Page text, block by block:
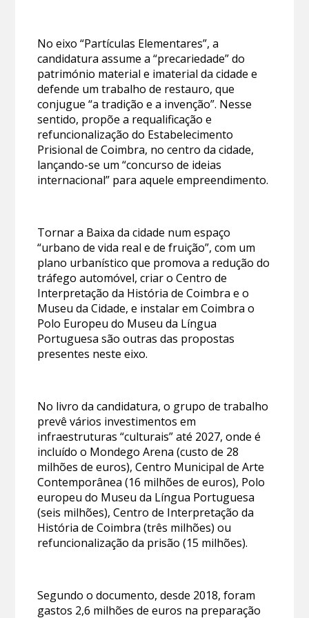
No eixo “Partículas Elementares”, a
candidatura assume a “precariedade” do
património material e imaterial da cidade e
defende um trabalho de restauro, que
conjugue “a tradição e a invenção”. Nesse
sentido, propõe a requalificação e
refuncionalização do Estabelecimento
Prisional de Coimbra, no centro da cidade,
lançando-se um “concurso de ideias
internacional” para aquele empreendimento.
Tornar a Baixa da cidade num espaço
“urbano de vida real e de fruição”, com um
plano urbanístico que promova a redução do
tráfego automóvel, criar o Centro de
Interpretação da História de Coimbra e o
Museu da Cidade, e instalar em Coimbra o
Polo Europeu do Museu da Língua
Portuguesa são outras das propostas
presentes neste eixo.
No livro da candidatura, o grupo de trabalho
prevê vários investimentos em
infraestruturas “culturais” até 2027, onde é
incluído o Mondego Arena (custo de 28
milhões de euros), Centro Municipal de Arte
Contemporânea (16 milhões de euros), Polo
europeu do Museu da Língua Portuguesa
(seis milhões), Centro de Interpretação da
História de Coimbra (três milhões) ou
refuncionalização da prisão (15 milhões).
Segundo o documento, desde 2018, foram
gastos 2,6 milhões de euros na preparação